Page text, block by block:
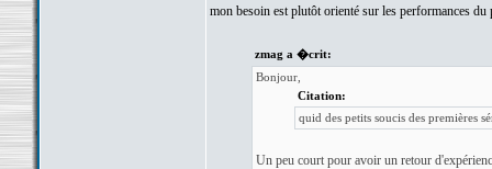
mon besoin est plutôt orienté sur les performances
zmag a �crit:
Bonjour,
Citation:
quid des petits soucis des premières
Un peu court pour avoir un retour